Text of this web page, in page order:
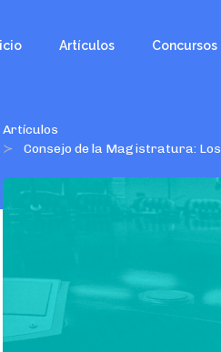
Artículos Concursos
Artículos
Consejo de la Magistratura: